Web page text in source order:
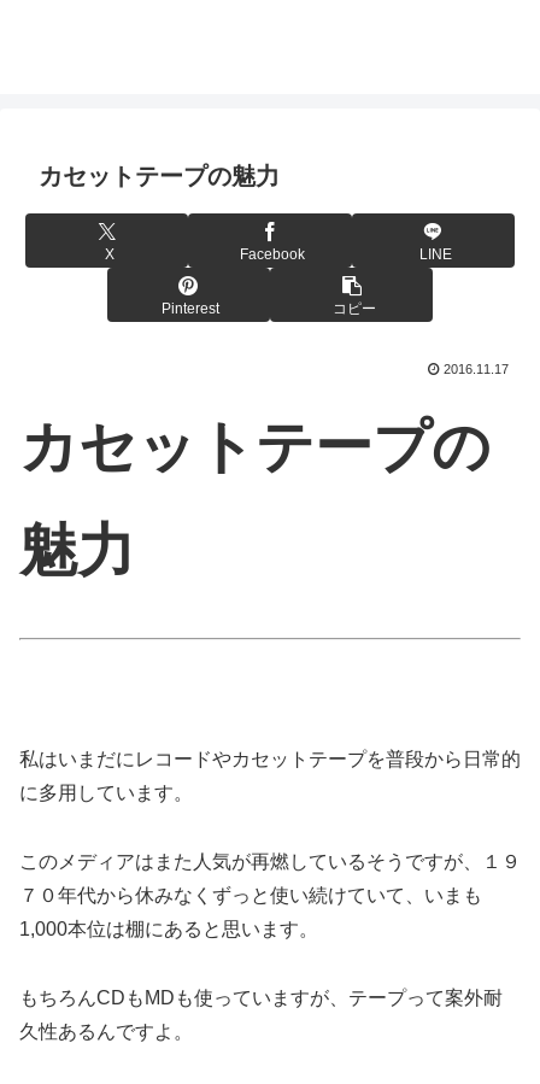
カセットテープの魅力
X Facebook LINE
Pinterest コピー
2016.11.17
カセットテープの
魅力
私はいまだにレコードやカセットテープを普段から日常的
に多用しています。
このメディアはまた人気が再燃しているそうですが、１９
７０年代から休みなくずっと使い続けていて、いまも
1,000本位は棚にあると思います。
もちろんCDもMDも使っていますが、テープって案外耐
久性あるんですよ。